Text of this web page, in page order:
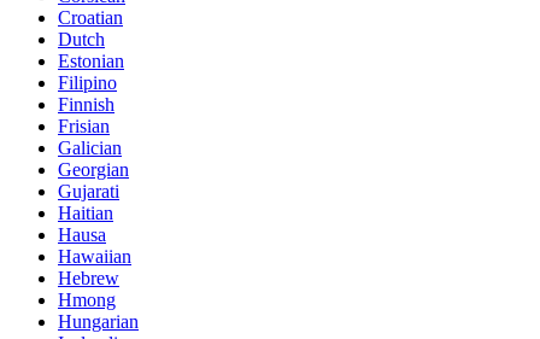
Croatian
Dutch
Estonian
Filipino
Finnish
Frisian
Galician
Georgian
Gujarati
Haitian
Hausa
Hawaiian
Hebrew
Hmong
Hungarian